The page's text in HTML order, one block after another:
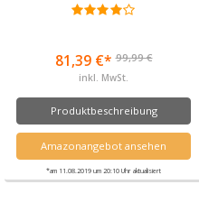
81,39 €* 99,99 €
inkl. MwSt.
Produktbeschreibung
Amazonangebot ansehen
*am 11.08.2019 um 20:10 Uhr aktualisiert